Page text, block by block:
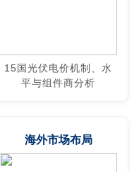
15国光伏电价机制、水
平与组件商分析
海外市场布局